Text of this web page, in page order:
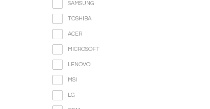
SAMSUNG
TOSHIBA
ACER
MICROSOFT
LENOVO
MSI
LG